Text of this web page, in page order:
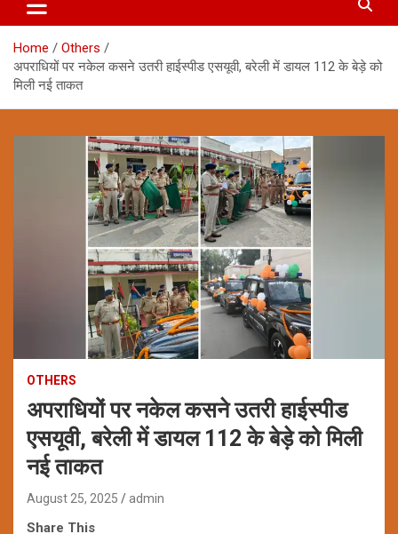
Home
Others
अपराधियों पर नकेल कसने उतरी हाईस्पीड एसयूवी, बरेली में डायल 112 के बेड़े को
मिली नई ताकत
OTHERS
अपराधियों पर नकेल कसने उतरी हाईस्पीड
एसयूवी, बरेली में डायल 112 के बेड़े को मिली
नई ताकत
August 25, 2025 admin
Share This